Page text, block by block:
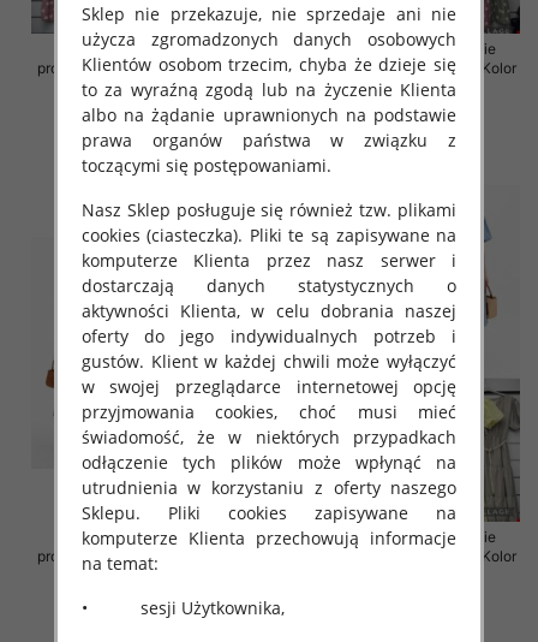
Sukienki damskie (Włoskie
produkt) Roz Standard, Mix Kolor
Paczka 5 szt
43.00 zł
szczegóły
Sukienki damskie (Włoskie
produkt) Roz Standard, Mix Kolor
Paczka 5 szt
43.00 zł
szczegóły
Sukienki damskie (Włoskie
produkt) Roz Standard, Mix Kolor
Paczka 5 szt
43.00 zł
Sukienki damskie (Włoskie
produkt) Roz Standard, Mix Kolor
Sklep nie przekazuje, nie sprzedaje ani nie
użycza zgromadzonych danych osobowych
Klientów osobom trzecim, chyba że dzieje się
to za wyraźną zgodą lub na życzenie Klienta
albo na żądanie uprawnionych na podstawie
prawa organów państwa w związku z
toczącymi się postępowaniami.
Nasz Sklep posługuje się również tzw. plikami
cookies (ciasteczka). Pliki te są zapisywane na
komputerze Klienta przez nasz serwer i
dostarczają danych statystycznych o
aktywności Klienta, w celu dobrania naszej
oferty do jego indywidualnych potrzeb i
gustów. Klient w każdej chwili może wyłączyć
w swojej przeglądarce internetowej opcję
przyjmowania cookies, choć musi mieć
świadomość, że w niektórych przypadkach
odłączenie tych plików może wpłynąć na
utrudnienia w korzystaniu z oferty naszego
Sklepu. Pliki cookies zapisywane na
komputerze Klienta przechowują informacje
na temat:
• sesji Użytkownika,